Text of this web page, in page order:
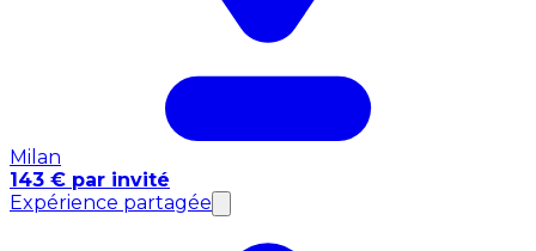
Milan
143 € par invité
Expérience partagée